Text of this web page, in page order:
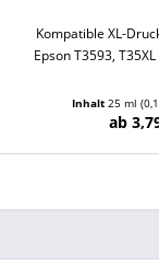
Kompatible XL-
Epson T3593,
Inhalt 25 ml
ab